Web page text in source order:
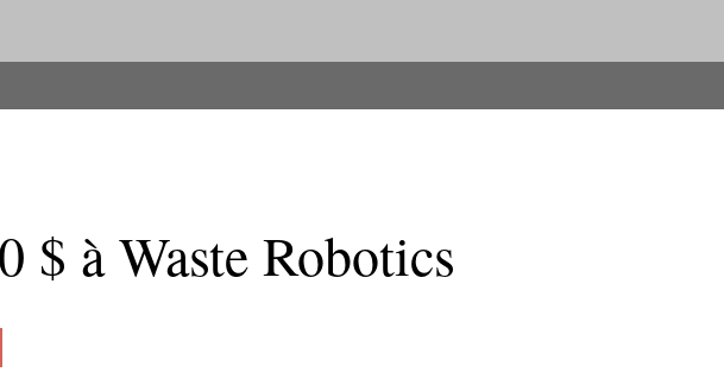
$ à Waste Robotics